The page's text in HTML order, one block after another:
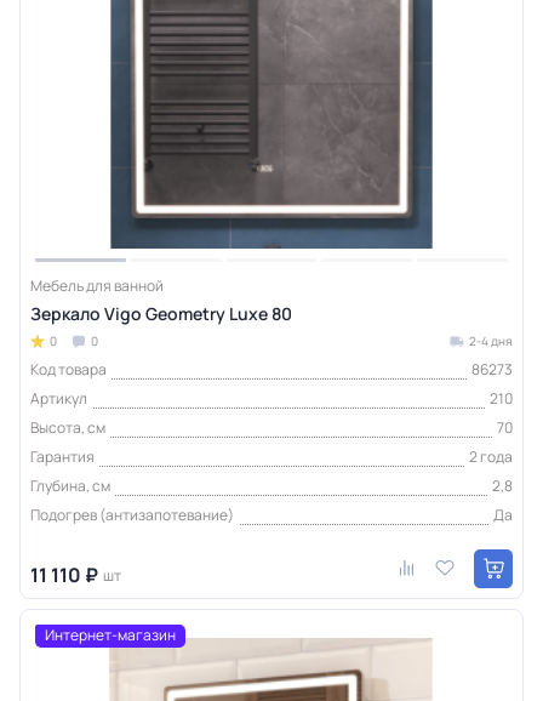
Мебель для ванной
Зеркало Vigo Geometry Luxe 80
0 0 2-4 дня
Код товара
86273
Артикул
210
Высота, см
70
Гарантия
2 года
Глубина, см
2,8
Подогрев (антизапотевание)
Да
11 110 ₽ шт
Интернет-магазин